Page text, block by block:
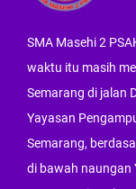
SMA Masehi 2
waktu itu masih
Semarang di jalan
Yayasan
Semarang,
di bawah naungan